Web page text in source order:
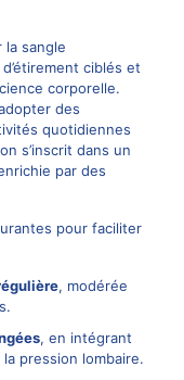
la sangle
ciblés et
corporelle.
des
quotidiennes
s’inscrit dans un
par des
pour faciliter
, modérée
, en intégrant
pression lombaire.